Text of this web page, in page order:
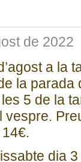
de 2022
a la
la
5 de la
dia